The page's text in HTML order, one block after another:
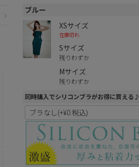
ブルー
XSサイズ
在庫切れ
Sサイズ
残りわずか
Mサイズ
残りわずか
同時購入でシリコンブラがお得に買える♪